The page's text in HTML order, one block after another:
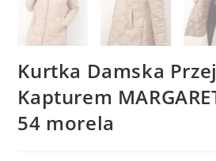
Kurtka Damska
Kapturem
54 morela